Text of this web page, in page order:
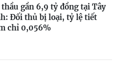
thầu gần 6,9 tỷ đồng tại Tây
Đối thủ bị loại, tỷ lệ tiết
chỉ 0,056%